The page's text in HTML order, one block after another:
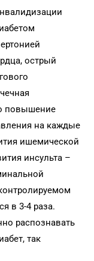
острый
повышение
на каждые
ишемической
инсульта –
в 3-4 раза.
распознавать
так